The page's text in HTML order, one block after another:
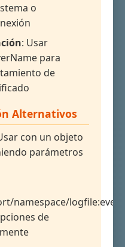
o
: Usar
para
de
Alternativos
con un objeto
parámetros
namespace/
de